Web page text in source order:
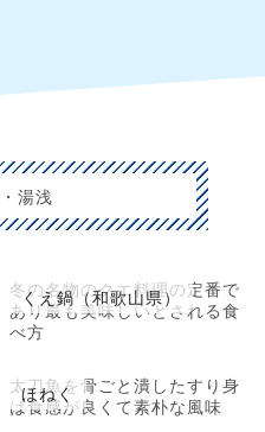
湯浅
くえ鍋（和歌山県）
冬の名物のクエ料理の定番で
あり最も美味しいとされる食
べ方
ほねく
太刀魚を骨ごと潰したすり身
は食感が良くて素朴な風味